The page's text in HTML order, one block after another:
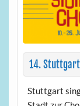
14.
Stuttgart